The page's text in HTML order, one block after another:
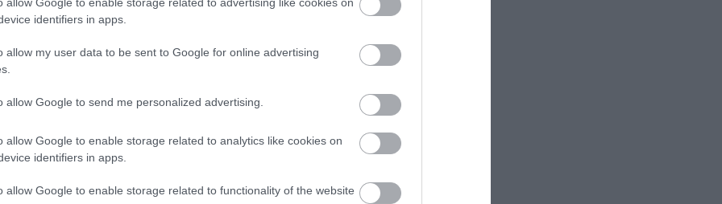
identifiers in apps.
allow my user data to be sent to Google for online advertising
allow Google to send me personalized advertising.
allow Google to enable storage related to analytics like cookies on
identifiers in apps.
allow Google to enable storage related to functionality of the website